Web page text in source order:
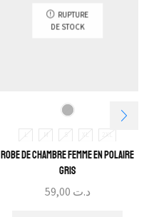
RUPTURE
DE STOCK
L M S XL 2XL
Robe de Chambre Femme En Polaire
Gris
د.ت